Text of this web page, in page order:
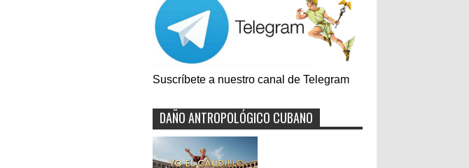
Suscríbete a nuestro canal de Telegram
DAÑO ANTROPOLÓGICO CUBANO